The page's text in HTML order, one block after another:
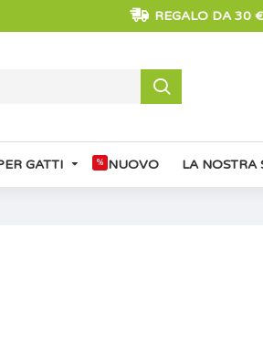
REGALO DA 30
GATTI % NUOVO LA NOSTRA